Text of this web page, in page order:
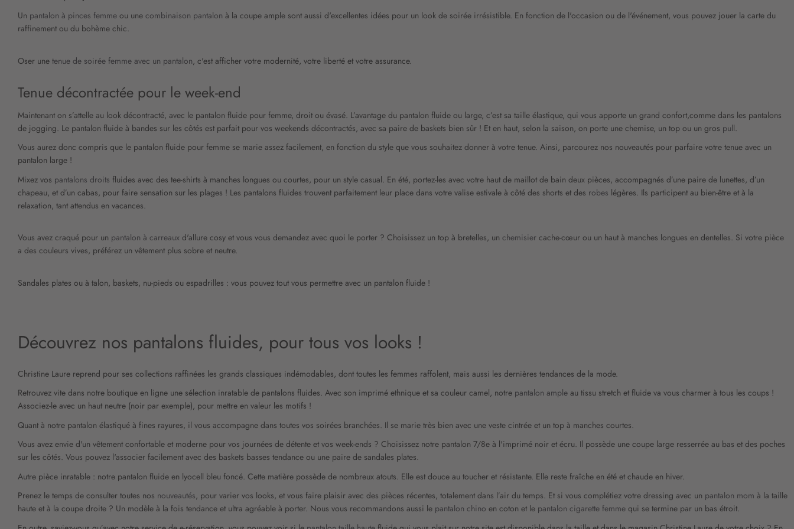
Un pantalon à pinces femme ou une combinaison pantalon à la coupe ample sont aussi d'excellentes idées pour un look de soirée irrésistible. En fonction de l'occasion ou de l'événement, vous pouvez jouer la carte du
raffinement ou du bohème chic.
Oser une tenue de soirée femme avec un pantalon, c'est afficher votre modernité, votre liberté et votre assurance.
Tenue décontractée pour le week-end
Maintenant on s’attelle au look décontracté, avec le pantalon fluide pour femme, droit ou évasé. L’avantage du pantalon fluide ou large, c’est sa taille élastique, qui vous apporte un grand confort,comme dans les pantalons
de jogging. Le pantalon fluide à bandes sur les côtés est parfait pour vos weekends décontractés, avec sa paire de baskets bien sûr ! Et en haut, selon la saison, on porte une chemise, un top ou un gros pull.
Vous aurez donc compris que le pantalon fluide pour femme se marie assez facilement, en fonction du style que vous souhaitez donner à votre tenue. Ainsi, parcourez nos nouveautés pour parfaire votre tenue avec un
pantalon large !
Mixez vos pantalons droits fluides avec des tee-shirts à manches longues ou courtes, pour un style casual. En été, portez-les avec votre haut de maillot de bain deux pièces, accompagnés d’une paire de lunettes, d’un
chapeau, et d’un cabas, pour faire sensation sur les plages ! Les pantalons fluides trouvent parfaitement leur place dans votre valise estivale à côté des shorts et des robes légères. Ils participent au bien-être et à la
relaxation, tant attendus en vacances.
Vous avez craqué pour un pantalon à carreaux d'allure cosy et vous vous demandez avec quoi le porter ? Choisissez un top à bretelles, un chemisier cache-cœur ou un haut à manches longues en dentelles. Si votre pièce
a des couleurs vives, préférez un vêtement plus sobre et neutre.
Sandales plates ou à talon, baskets, nu-pieds ou espadrilles : vous pouvez tout vous permettre avec un pantalon fluide !
Découvrez nos pantalons fluides, pour tous vos looks !
Christine Laure reprend pour ses collections raffinées les grands classiques indémodables, dont toutes les femmes raffolent, mais aussi les dernières tendances de la mode.
Retrouvez vite dans notre boutique en ligne une sélection inratable de pantalons fluides. Avec son imprimé ethnique et sa couleur camel, notre pantalon ample au tissu stretch et fluide va vous charmer à tous les coups !
Associez-le avec un haut neutre (noir par exemple), pour mettre en valeur les motifs !
Quant à notre pantalon élastiqué à fines rayures, il vous accompagne dans toutes vos soirées branchées. Il se marie très bien avec une veste cintrée et un top à manches courtes.
Vous avez envie d'un vêtement confortable et moderne pour vos journées de détente et vos week-ends ? Choisissez notre pantalon 7/8e à l'imprimé noir et écru. Il possède une coupe large resserrée au bas et des poches
sur les côtés. Vous pouvez l'associer facilement avec des baskets basses tendance ou une paire de sandales plates.
Autre pièce inratable : notre pantalon fluide en lyocell bleu foncé. Cette matière possède de nombreux atouts. Elle est douce au toucher et résistante. Elle reste fraîche en été et chaude en hiver.
Prenez le temps de consulter toutes nos nouveautés, pour varier vos looks, et vous faire plaisir avec des pièces récentes, totalement dans l’air du temps. Et si vous complétiez votre dressing avec un pantalon mom à la taille
haute et à la coupe droite ? Un modèle à la fois tendance et ultra agréable à porter. Nous vous recommandons aussi le pantalon chino en coton et le pantalon cigarette femme qui se termine par un bas étroit.
r
t
d
’
n
o
r
i